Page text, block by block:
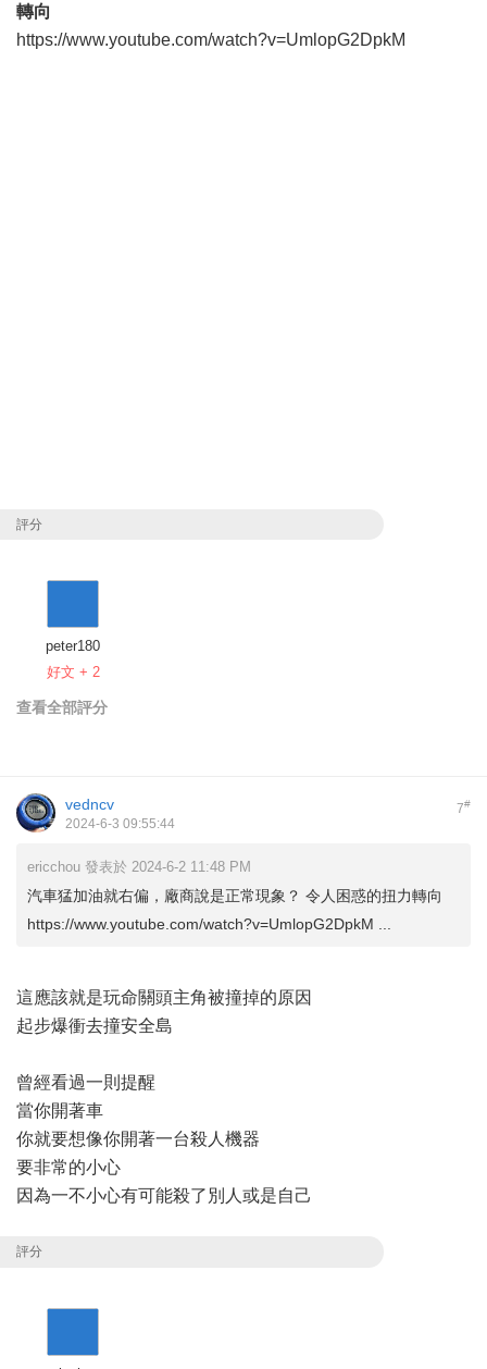
轉向
https://www.youtube.com/watch?v=UmlopG2DpkM
評分
peter180
好文 + 2
查看全部評分
7#
vedncv
2024-6-3 09:55:44
ericchou 發表於 2024-6-2 11:48 PM
汽車猛加油就右偏，廠商說是正常現象？ 令人困惑的扭力轉向
https://www.youtube.com/watch?v=UmlopG2DpkM ...
這應該就是玩命關頭主角被撞掉的原因
起步爆衝去撞安全島
曾經看過一則提醒
當你開著車
你就要想像你開著一台殺人機器
要非常的小心
因為一不小心有可能殺了別人或是自己
評分